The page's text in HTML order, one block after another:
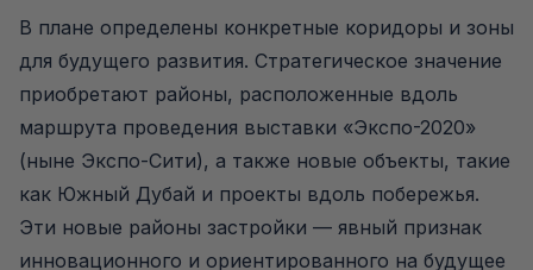
В плане определены конкретные коридоры и зоны
для будущего развития. Стратегическое значение
приобретают районы, расположенные вдоль
маршрута проведения выставки «Экспо-2020»
(ныне Экспо-Сити), а также новые объекты, такие
как Южный Дубай и проекты вдоль побережья.
Эти новые районы застройки — явный признак
инновационного и ориентированного на будущее